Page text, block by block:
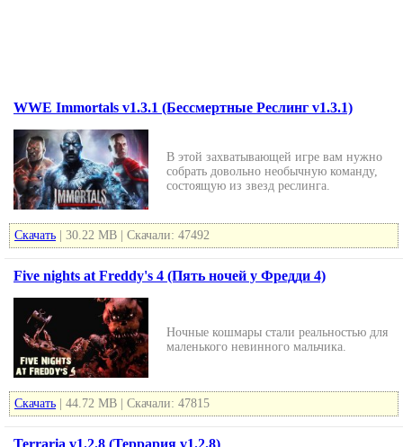
WWE Immortals v1.3.1 (Бессмертные Реслинг v1.3.1)
В этой захватывающей игре вам нужно
собрать довольно необычную команду,
состоящую из звезд реслинга.
Скачать | 30.22 MB | Скачали: 47492
Five nights at Freddy's 4 (Пять ночей у Фредди 4)
Ночные кошмары стали реальностью для
маленького невинного мальчика.
Скачать | 44.72 MB | Скачали: 47815
Terraria v1.2.8 (Террария v1.2.8)